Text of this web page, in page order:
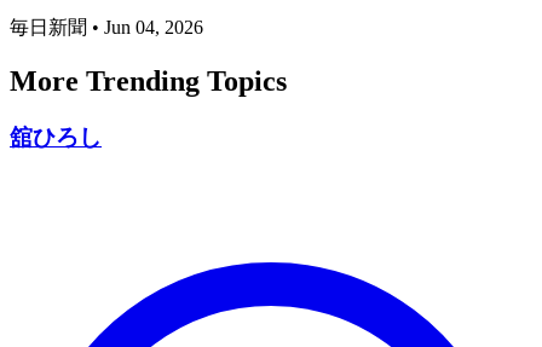
毎日新聞 • Jun 04, 2026
More Trending Topics
舘ひろし